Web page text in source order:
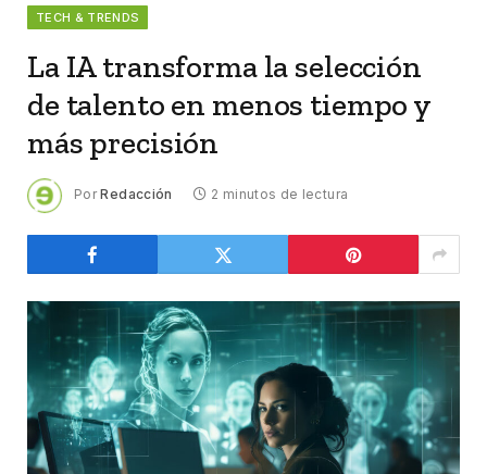
TECH & TRENDS
La IA transforma la selección
de talento en menos tiempo y
más precisión
Por Redacción 2 minutos de lectura